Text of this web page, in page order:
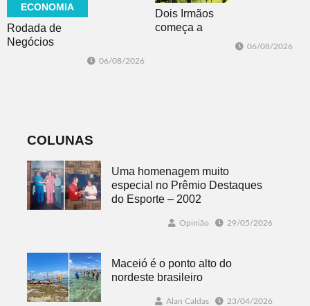
ECONOMIA
Rodada de
Negócios
06/08/2026
Dois Irmãos
começa a
06/08/2026
COLUNAS
Uma homenagem muito
especial no Prêmio Destaques
do Esporte – 2002
Opinião 29/05/2026
Maceió é o ponto alto do
nordeste brasileiro
Alan Caldas 23/04/2026